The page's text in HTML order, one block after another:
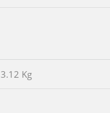
3.12 Kg